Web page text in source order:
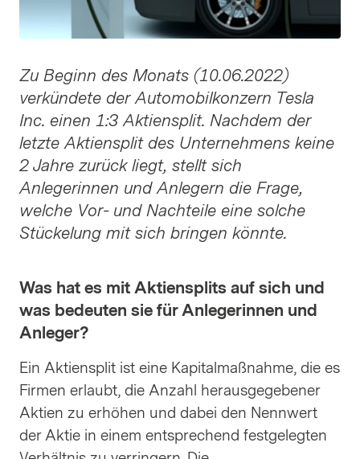
Zu Beginn des Monats (10.06.2022)
verkündete der Automobilkonzern Tesla
Inc. einen 1:3 Aktiensplit. Nachdem der
letzte Aktiensplit des Unternehmens keine
2 Jahre zurück liegt, stellt sich
Anlegerinnen und Anlegern die Frage,
welche Vor- und Nachteile eine solche
Stückelung mit sich bringen könnte.
Was hat es mit Aktiensplits auf sich und
was bedeuten sie für Anlegerinnen und
Anleger?
Ein Aktiensplit ist eine Kapitalmaßnahme, die es
Firmen erlaubt, die Anzahl herausgegebener
Aktien zu erhöhen und dabei den Nennwert
der Aktie in einem entsprechend festgelegten